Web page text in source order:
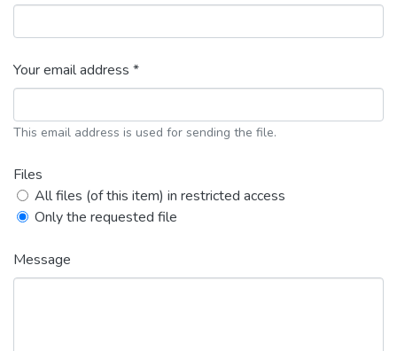
Your email address *
This email address is used for sending the file.
Files
All files (of this item) in restricted access
Only the requested file
Message